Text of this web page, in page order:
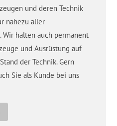
und deren Technik
nahezu aller
Wir halten auch permanent
und Ausrüstung auf
der Technik. Gern
Sie als Kunde bei uns